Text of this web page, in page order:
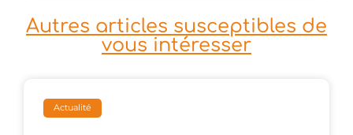
Autres articles susceptibles de
vous intéresser
Actualité